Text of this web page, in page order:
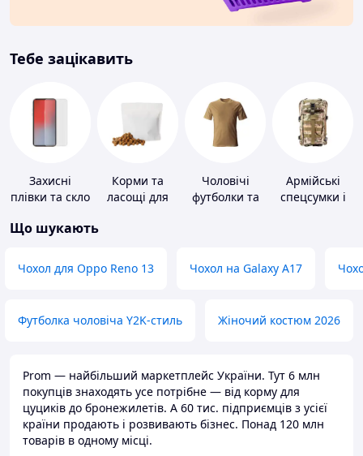
Тебе зацікавить
Захисні
плівки та скло
портативних
Корми та
ласощі для
Чоловічі
футболки та
Армійські
спецсумки і
Що шукають
Чохол для Oppo Reno 13 Чохол на Galaxy A17
Футболка чоловіча Y2K-стиль Жіночий костюм 2026
Prom — найбільший маркетплейс України. Тут 6 млн
покупців знаходять усе потрібне — від корму для
цуциків до бронежилетів. А 60 тис. підприємців з усієї
країни продають і розвивають бізнес. Понад 120 млн
товарів в одному місці.